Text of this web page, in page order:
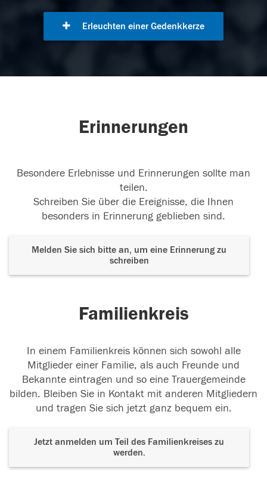
Erleuchten einer Gedenkkerze
Erinnerungen
Besondere Erlebnisse und Erinnerungen sollte man
teilen.
Schreiben Sie über die Ereignisse, die Ihnen
besonders in Erinnerung geblieben sind.
Melden Sie sich bitte an, um eine Erinnerung zu
schreiben
Familienkreis
In einem Familienkreis können sich sowohl alle
Mitglieder einer Familie, als auch Freunde und
Bekannte eintragen und so eine Trauergemeinde
bilden. Bleiben Sie in Kontakt mit anderen Mitgliedern
und tragen Sie sich jetzt ganz bequem ein.
Jetzt anmelden um Teil des Familienkreises zu
werden.